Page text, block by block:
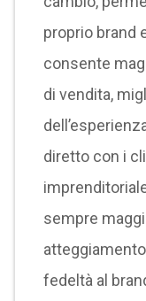
proprio brand
consente
di vendita,
diretto con i
sempre
fedeltà al